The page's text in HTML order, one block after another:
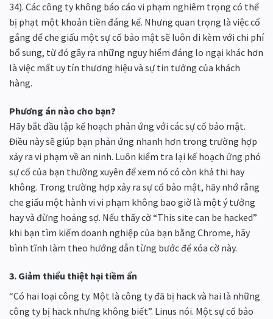
34). Các công ty không báo cáo vi phạm nghiêm trọng có thể
bị phạt một khoản tiền đáng kể. Nhưng quan trọng là việc cố
gắng để che giấu một sự cố bảo mật sẽ luôn đi kèm với chi phí
bổ sung, từ đó gây ra những nguy hiểm đáng lo ngại khác hơn
là việc mất uy tín thương hiệu và sự tin tưởng của khách
hàng.
Phương án nào cho bạn?
Hãy bắt đầu lập kế hoạch phản ứng với các sự cố bảo mật.
Điều này sẽ giúp bạn phản ứng nhanh hơn trong trường hợp
xảy ra vi phạm về an ninh. Luôn kiểm tra lại kế hoạch ứng phó
sự cố của bạn thường xuyên để xem nó có còn khả thi hay
không. Trong trường hợp xảy ra sự cố bảo mật, hãy nhớ rằng
che giấu một hành vi vi phạm không bao giờ là một ý tưởng
hay và đừng hoảng sợ. Nếu thấy cờ “This site can be hacked”
khi bạn tìm kiếm doanh nghiệp của bạn bằng Chrome, hãy
bình tĩnh làm theo hướng dẫn từng bước để xóa cờ này.
3. Giảm thiểu thiệt hại tiềm ẩn
“Có hai loại công ty. Một là công ty đã bị hack và hai là những
công ty bị hack nhưng không biết”. Linus nói. Một sự cố bảo